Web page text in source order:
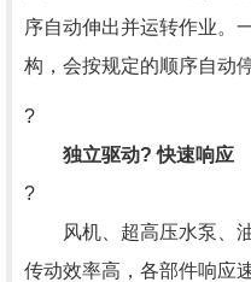
序自动伸出并运转作业。
构，会按规定的顺序自动
?
独立驱动? 快速响应
?
风机、超高压水泵、油
传动效率高，各部件响应